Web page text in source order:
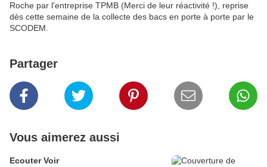
Roche par l'entreprise TPMB (Merci de leur réactivité !), reprise
dès cette semaine de la collecte des bacs en porte à porte par le
SCODEM.
Partager
Vous aimerez aussi
Ecouter Voir